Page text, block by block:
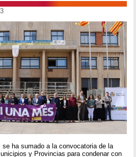
se ha sumado a la convocatoria de la
y Provincias para condenar con